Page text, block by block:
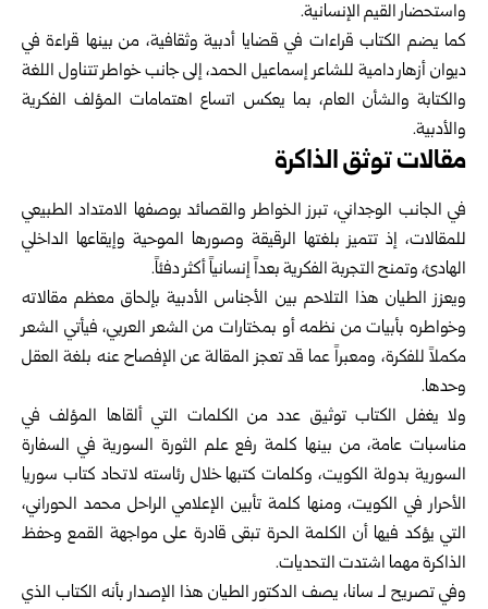
واستحضار القيم الإنسانية.
كما يضم الكتاب قراءات في قضايا أدبية وثقافية، من بينها قراءة في
ديوان أزهار دامية للشاعر إسماعيل الحمد، إلى جانب خواطر تتناول اللغة
والكتابة والشأن العام، بما يعكس اتساع اهتمامات المؤلف الفكرية
والأدبية.
مقالات توثق الذاكرة
في الجانب الوجداني، تبرز الخواطر والقصائد بوصفها الامتداد الطبيعي
للمقالات، إذ تتميز بلغتها الرقيقة وصورها الموحية وإيقاعها الداخلي
الهادئ، وتمنح التجربة الفكرية بعداً إنسانياً أكثر دفئاً.
ويعزز الطيان هذا التلاحم بين الأجناس الأدبية بإلحاق معظم مقالاته
وخواطره بأبيات من نظمه أو بمختارات من الشعر العربي، فيأتي الشعر
مكملاً للفكرة، ومعبراً عما قد تعجز المقالة عن الإفصاح عنه بلغة العقل
وحدها.
ولا يغفل الكتاب توثيق عدد من الكلمات التي ألقاها المؤلف في
مناسبات عامة، من بينها كلمة رفع علم الثورة السورية في السفارة
السورية بدولة الكويت، وكلمات كتبها خلال رئاسته لاتحاد كتاب سوريا
الأحرار في الكويت، ومنها كلمة تأبين الإعلامي الراحل محمد الحوراني،
التي يؤكد فيها أن الكلمة الحرة تبقى قادرة على مواجهة القمع وحفظ
الذاكرة مهما اشتدت التحديات.
وفي تصريح لـ سانا، يصف الدكتور الطيان هذا الإصدار بأنه الكتاب الذي